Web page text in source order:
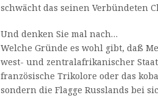
schwächt das seinen Verbündeten
Und denken Sie mal nach…
Welche Gründe es wohl gibt, daß
west- und zentralafrikanischer
französische Trikolore oder das
sondern die Flagge Russlands bei